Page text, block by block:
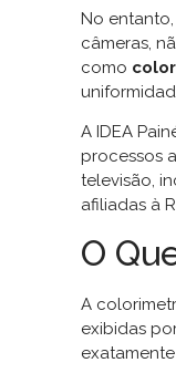
No
câmeras,
como
A IDEA
processos
televisão,
afiliadas à
O
A
exibidas